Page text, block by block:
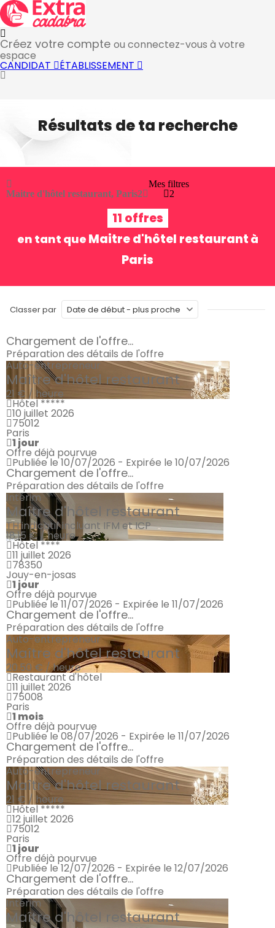
Créez votre compte ou connectez-vous à votre
espace
CANDIDAT ÉTABLISSEMENT
Résultats de ta recherche
Maitre d'hôtel restaurant, Paris2
Mes filtres
2
11 offres
en tant que Maitre d'hôtel restaurant à
Paris
Classer par
Chargement de l'offre...
Préparation des détails de l'offre
Auto-entrepreneur
Maître d'hôtel restaurant
21 € / heure
Hôtel *****
10 juillet 2026
75012
Paris
1 jour
Offre déjà pourvue
Publiée le 10/07/2026 - Expirée le 10/07/2026
Chargement de l'offre...
Préparation des détails de l'offre
Intérim
Maître d'hôtel restaurant
TH indicatif incluant IFM et ICP
18.15 € / heure
Hôtel ****
11 juillet 2026
78350
Jouy-en-josas
1 jour
Offre déjà pourvue
Publiée le 11/07/2026 - Expirée le 11/07/2026
Chargement de l'offre...
Préparation des détails de l'offre
Auto-entrepreneur
Maître d'hôtel restaurant
20.50 € / heure
Restaurant d'hôtel
11 juillet 2026
75008
Paris
1 mois
Offre déjà pourvue
Publiée le 08/07/2026 - Expirée le 11/07/2026
Chargement de l'offre...
Préparation des détails de l'offre
Auto-entrepreneur
Maître d'hôtel restaurant
21 € / heure
Hôtel *****
12 juillet 2026
75012
Paris
1 jour
Offre déjà pourvue
Publiée le 12/07/2026 - Expirée le 12/07/2026
Chargement de l'offre...
Préparation des détails de l'offre
Intérim
Maître d'hôtel restaurant